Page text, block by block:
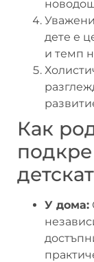
дете е
и темп
Как
У дома: